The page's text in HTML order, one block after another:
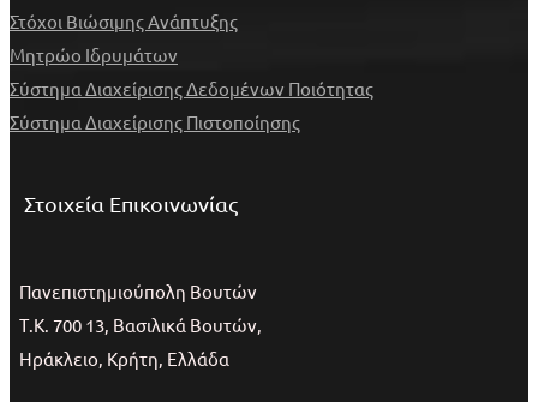
Στόχοι Βιώσιμης Ανάπτυξης
Μητρώο Ιδρυμάτων
Σύστημα Διαχείρισης Δεδομένων Ποιότητας
Σύστημα Διαχείρισης Πιστοποίησης
Στοιχεία Επικοινωνίας
Πανεπιστημιούπολη Βουτών
Τ.Κ. 700 13, Βασιλικά Βουτών,
Ηράκλειο, Κρήτη, Ελλάδα